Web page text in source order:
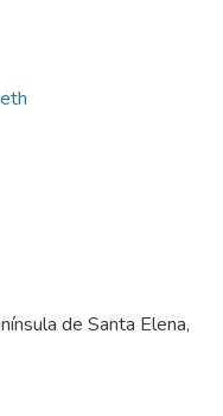
de Santa Elena,